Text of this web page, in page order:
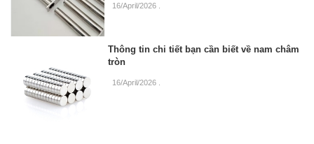
16/April/2026
Thông tin chi tiết bạn cần biết về nam châm
tròn
16/April/2026